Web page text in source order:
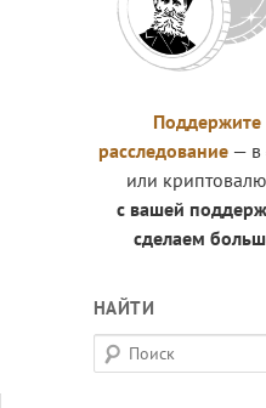
Поддержите
расследование — в
или
с вашей
сделаем
НАЙТИ
П
о